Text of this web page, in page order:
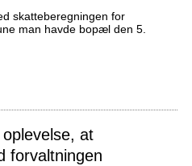
skatteberegningen for
man havde bopæl den 5.
at
forvaltningen